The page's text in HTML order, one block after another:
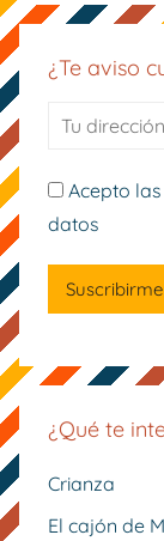
¿Te aviso
Acepto
datos
¿Qué te
Crianza
El cajón de